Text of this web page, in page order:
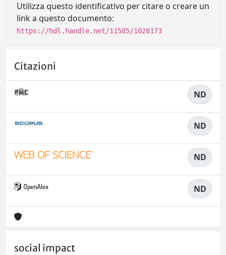
Utilizza questo identificativo per citare o creare un
link a questo documento:
https://hdl.handle.net/11585/1028173
Citazioni
ND
ND
ND
ND
social impact